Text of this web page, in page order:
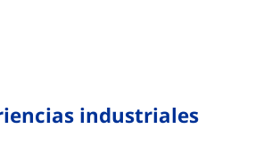
industriales